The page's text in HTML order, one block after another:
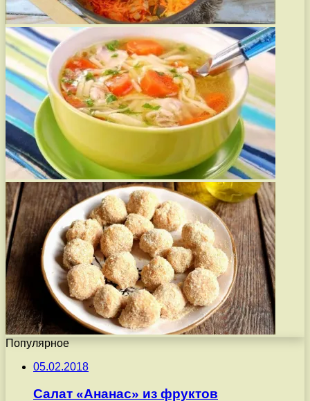
Популярное
05.02.2018
Салат «Ананас» из фруктов